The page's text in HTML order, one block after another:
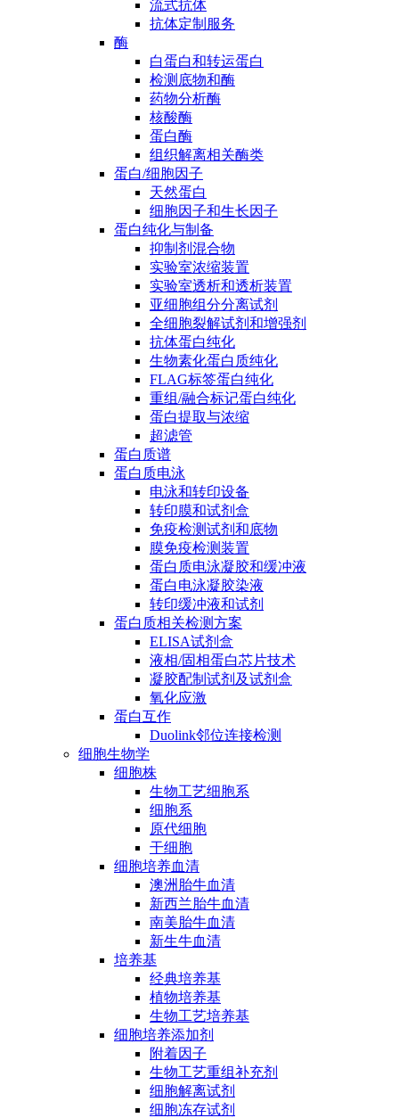
流式抗体
抗体定制服务
酶
白蛋白和转运蛋白
检测底物和酶
药物分析酶
核酸酶
蛋白酶
组织解离相关酶类
蛋白/细胞因子
天然蛋白
细胞因子和生长因子
蛋白纯化与制备
抑制剂混合物
实验室浓缩装置
实验室透析和透析装置
亚细胞组分分离试剂
全细胞裂解试剂和增强剂
抗体蛋白纯化
生物素化蛋白质纯化
FLAG标签蛋白纯化
重组/融合标记蛋白纯化
蛋白提取与浓缩
超滤管
蛋白质谱
蛋白质电泳
电泳和转印设备
转印膜和试剂盒
免疫检测试剂和底物
膜免疫检测装置
蛋白质电泳凝胶和缓冲液
蛋白电泳凝胶染液
转印缓冲液和试剂
蛋白质相关检测方案
ELISA试剂盒
液相/固相蛋白芯片技术
凝胶配制试剂及试剂盒
氧化应激
蛋白互作
Duolink邻位连接检测
细胞生物学
细胞株
生物工艺细胞系
细胞系
原代细胞
干细胞
细胞培养血清
澳洲胎牛血清
新西兰胎牛血清
南美胎牛血清
新生牛血清
培养基
经典培养基
植物培养基
生物工艺培养基
细胞培养添加剂
附着因子
生物工艺重组补充剂
细胞解离试剂
细胞冻存试剂